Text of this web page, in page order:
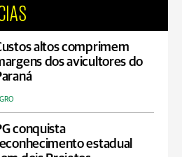
altos comprimem
dos avicultores do
conquista
estadual